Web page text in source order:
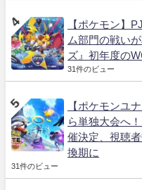
【ポケモン】
ム部門の戦い
ズ』初年度の
31件のビュー
【ポケモンユ
ら単独大会へ
催決定、視聴
換期に
31件のビュー